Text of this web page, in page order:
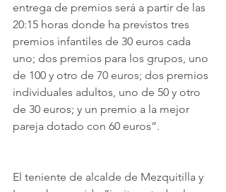
entrega de premios será a partir de las
20:15 horas donde ha previstos tres
premios infantiles de 30 euros cada
uno; dos premios para los grupos, uno
de 100 y otro de 70 euros; dos premios
individuales adultos, uno de 50 y otro
de 30 euros; y un premio a la mejor
pareja dotado con 60 euros”.
El teniente de alcalde de Mezquitilla y